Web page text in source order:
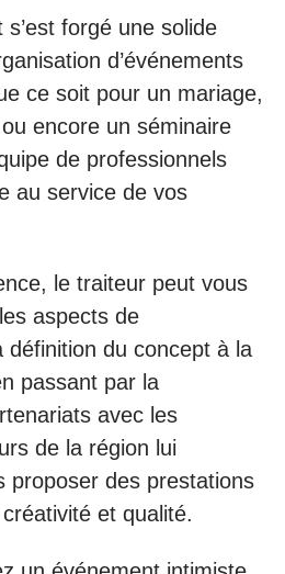
forgé une solide
d’événements
ce soit pour un mariage,
encore un séminaire
de professionnels
au service de vos
le traiteur peut vous
aspects de
définition du concept à la
passant par la
avec les
de la région lui
proposer des prestations
et qualité.